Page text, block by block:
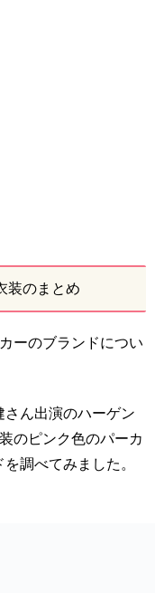
装のまとめ
ーのブランドについ
さん出演のハーゲン
のピンク色のパーカ
調べてみました。